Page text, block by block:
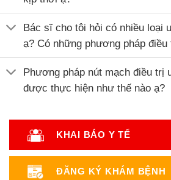
Bác sĩ cho tôi hỏi có nhiều loại
ạ? Có những phương pháp điều
Phương pháp nút mạch điều trị
được thực hiện như thế nào ạ?
KHAI BÁO Y TẾ
ĐĂNG KÝ KHÁM BỆNH